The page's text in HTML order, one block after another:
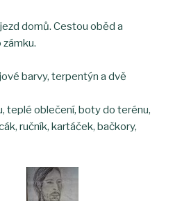
domů. Cestou oběd a
barvy, terpentýn a dvě
teplé oblečení, boty do terénu,
ručník, kartáček, bačkory,